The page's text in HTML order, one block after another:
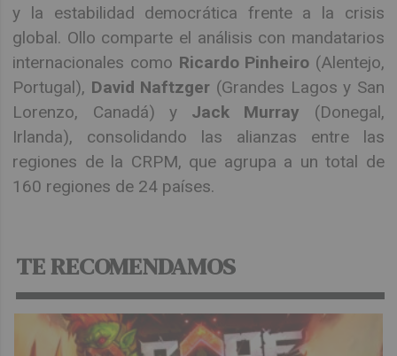
y la estabilidad democrática frente a la crisis
global. Ollo comparte el análisis con mandatarios
internacionales como Ricardo Pinheiro (Alentejo,
Portugal), David Naftzger (Grandes Lagos y San
Lorenzo, Canadá) y Jack Murray (Donegal,
Irlanda), consolidando las alianzas entre las
regiones de la CRPM, que agrupa a un total de
160 regiones de 24 países.
TE RECOMENDAMOS